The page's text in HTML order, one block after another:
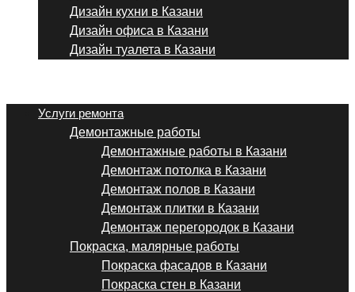
Дизайн кухни в Казани
Дизайн офиса в Казани
Дизайн туалета в Казани
Услуги ремонта
Демонтажные работы
Демонтажные работы в Казани
Демонтаж потолка в Казани
Демонтаж полов в Казани
Демонтаж плитки в Казани
Демонтаж перегородок в Казани
Покраска, малярные работы
Покраска фасадов в Казани
Покраска стен в Казани